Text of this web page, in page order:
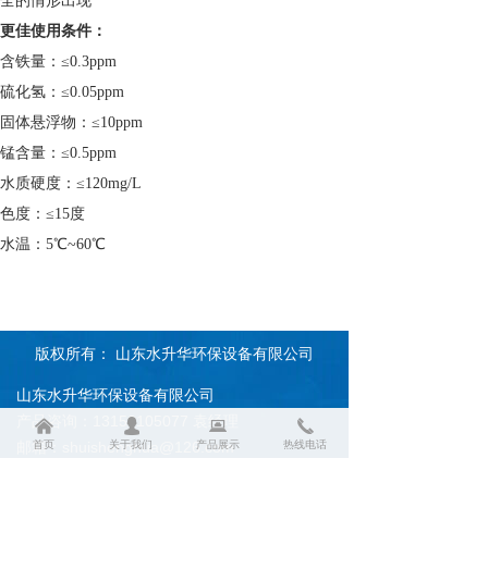
更佳使用条件：
含铁量：≤0.3ppm
硫化氢：≤0.05ppm
固体悬浮物：≤10ppm
锰含量：≤0.5ppm
水质硬度：≤120mg/L
色度：≤15度
水温：5℃~60℃
山东水升华环保设备有限公司
产品咨询：13153105077 袁经理
邮箱：shuishenghua@126.com
版权所有： 山东水升华环保设备有限公司
낀
首页
넙
关于我们
뀵
产品展示
끅
热线电话